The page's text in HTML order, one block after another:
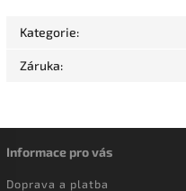
Kategorie:
Záruka:
Informace pro vás
Doprava a platba